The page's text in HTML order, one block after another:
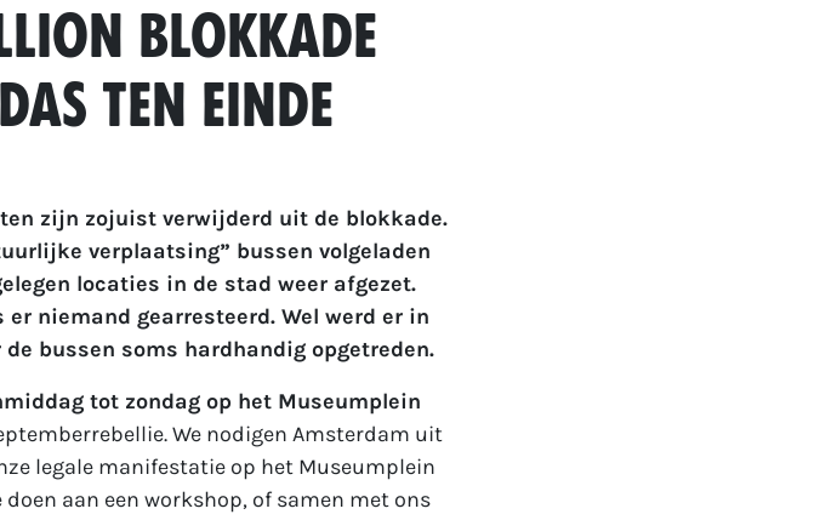
blokkade
ten einde
zijn zojuist verwijderd uit de blokkade.
verplaatsing” bussen volgeladen
locaties in de stad weer afgezet.
niemand gearresteerd. Wel werd er in
bussen soms hardhandig opgetreden.
tot zondag op het Museumplein
We nodigen Amsterdam uit
legale manifestatie op het Museumplein
aan een workshop, of samen met ons